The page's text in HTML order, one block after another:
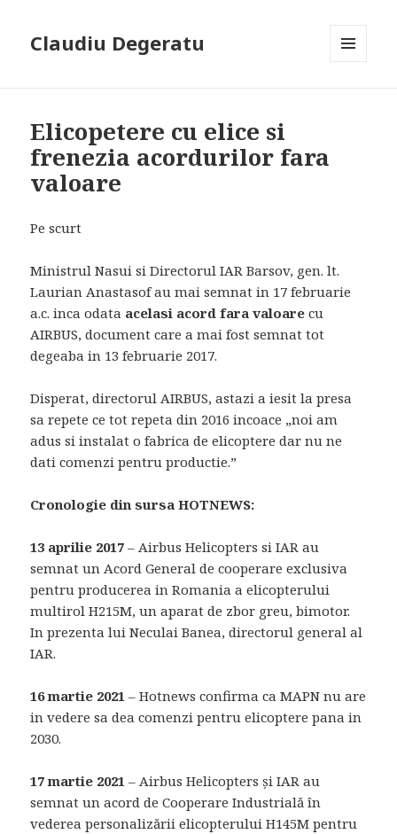
Claudiu Degeratu
Elicopetere cu elice si
frenezia acordurilor fara
valoare
Pe scurt
Ministrul Nasui si Directorul IAR Barsov, gen. lt.
Laurian Anastasof au mai semnat in 17 februarie
a.c. inca odata acelasi acord fara valoare cu
AIRBUS, document care a mai fost semnat tot
degeaba in 13 februarie 2017.
Disperat, directorul AIRBUS, astazi a iesit la presa
sa repete ce tot repeta din 2016 incoace „noi am
adus si instalat o fabrica de elicoptere dar nu ne
dati comenzi pentru productie.”
Cronologie din sursa HOTNEWS:
13 aprilie 2017 – Airbus Helicopters si IAR au
semnat un Acord General de cooperare exclusiva
pentru producerea in Romania a elicopterului
multirol H215M, un aparat de zbor greu, bimotor.
In prezenta lui Neculai Banea, directorul general al
IAR.
16 martie 2021 – Hotnews confirma ca MAPN nu are
in vedere sa dea comenzi pentru elicoptere pana in
2030.
17 martie 2021 – Airbus Helicopters şi IAR au
semnat un acord de Cooperare Industrială în
vederea personalizării elicopterului H145M pentru